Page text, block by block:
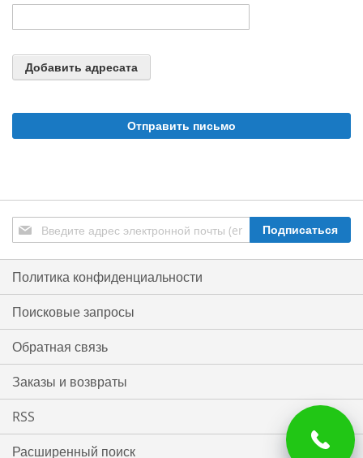
Добавить адресата
Отправить письмо
Подписаться
на
нашу
рассылку:
Подписаться
Политика конфиденциальности
Поисковые запросы
Обратная связь
Заказы и возвраты
RSS
Расширенный поиск